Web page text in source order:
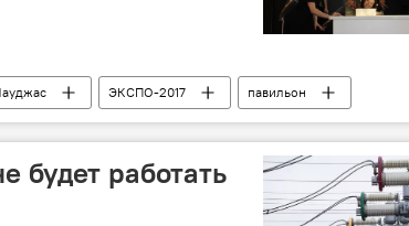
ЭКСПО-2017
павильон
будет работать